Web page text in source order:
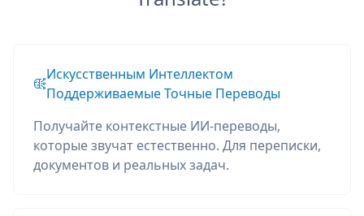
Искусственным Интеллектом
Поддерживаемые Точные Переводы
Получайте контекстные ИИ-переводы,
которые звучат естественно. Для переписки,
документов и реальных задач.